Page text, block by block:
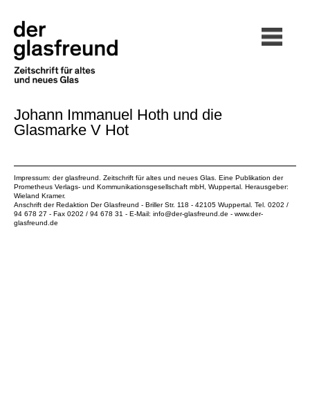
Johann Immanuel Hoth und die
Glasmarke V Hot
Impressum: der glasfreund. Zeitschrift für altes und neues Glas. Eine Publikation der
Prometheus Verlags- und Kommunikationsgesellschaft mbH , Wuppertal. Herausgeber:
Wieland Kramer.
Anschrift der Redaktion Der Glasfreund - Briller Str. 118 - 42105 Wuppertal. Tel. 0202 /
94 678 27 - Fax 0202 / 94 678 31 - E-Mail: info@der-glasfreund.de - www.der-
glasfreund.de